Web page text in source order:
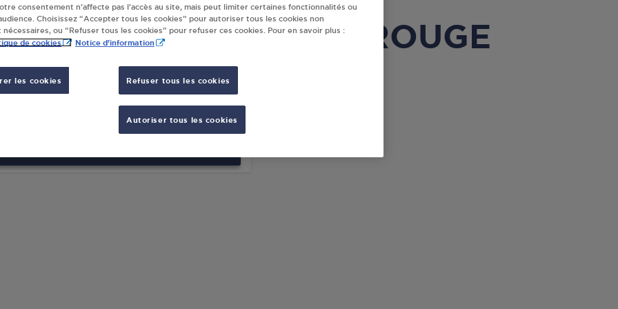
Antargaz à MONTROUGE
MONTROUGE
consentement n’affecte pas l’accès au site, mais peut limiter certaines fonctionnalités ou
Choisissez “Accepter tous les cookies” pour autoriser tous les cookies non
ou “Refuser tous les cookies” pour refuser ces cookies. Pour en savoir plus :
de cookies Notice d'information
les cookies Refuser tous les cookies
Autoriser tous les cookies